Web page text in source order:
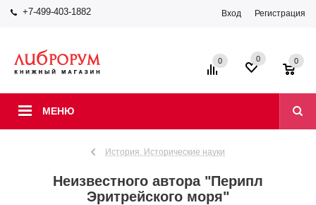
+7-499-403-1882 Вход Регистрация
МЕНЮ
0 0 0
История. Исторические науки
Неизвестного автора "Перипл
Эритрейского моря"